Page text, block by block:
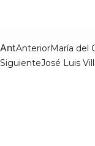
AntAnteriorMaría del
SiguienteJosé Luis